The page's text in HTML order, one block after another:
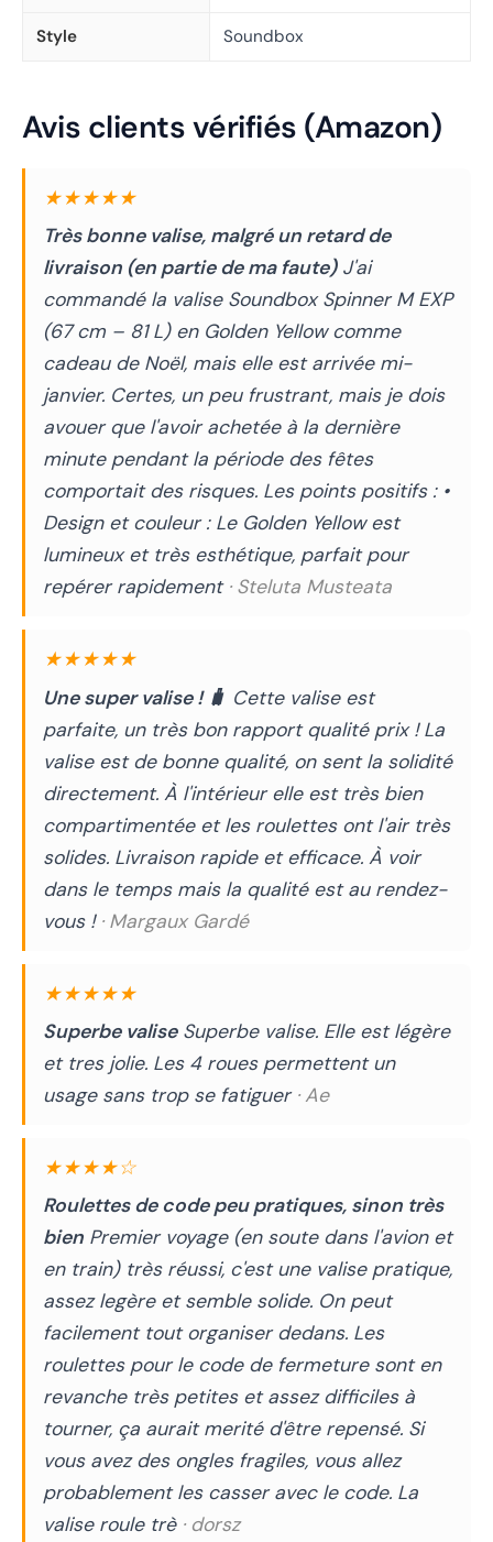
Style Soundbox
Avis clients vérifiés (Amazon)
★★★★★
Très bonne valise, malgré un retard de
livraison (en partie de ma faute)J'ai
commandé la valise Soundbox Spinner M EXP
(67 cm – 81 L) en Golden Yellow comme
cadeau de Noël, mais elle est arrivée mi-
janvier. Certes, un peu frustrant, mais je dois
avouer que l'avoir achetée à la dernière
minute pendant la période des fêtes
comportait des risques. Les points positifs : •
Design et couleur : Le Golden Yellow est
lumineux et très esthétique, parfait pour
repérer rapidement · Steluta Musteata
★★★★★
Une super valise ! 🧳 Cette valise est
parfaite, un très bon rapport qualité prix ! La
valise est de bonne qualité, on sent la solidité
directement. À l'intérieur elle est très bien
compartimentée et les roulettes ont l'air très
solides. Livraison rapide et efficace. À voir
dans le temps mais la qualité est au rendez-
vous ! · Margaux Gardé
★★★★★
Superbe valiseSuperbe valise. Elle est légère
et tres jolie. Les 4 roues permettent un
usage sans trop se fatiguer · Ae
★★★★☆
Roulettes de code peu pratiques, sinon très
bien Premier voyage (en soute dans l'avion et
en train) très réussi, c'est une valise pratique,
assez legère et semble solide. On peut
facilement tout organiser dedans. Les
roulettes pour le code de fermeture sont en
revanche très petites et assez difficiles à
tourner, ça aurait merité d'être repensé. Si
vous avez des ongles fragiles, vous allez
probablement les casser avec le code. La
valise roule trè · dorsz